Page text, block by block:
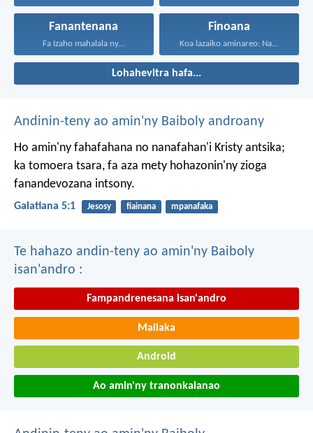
Fanantenana
Fa Izaho mahalala ny...
Finoana
Koa lazaiko aminareo: Na...
Lohahevitra hafa...
Andinin-teny ao amin'ny Baiboly androany
Ho amin'ny fahafahana no nanafahan'i Kristy antsika;
ka tomoera tsara, fa aza mety hohazonin'ny zioga
fanandevozana intsony.
Galatiana 5:1 Jesosy fiainana mpanafaka
Te hahazo andin-teny ao amin'ny Baiboly
isan'andro :
Fampandrenesana isan'andro
Mailaka
Android
Ao amin'ny tranonkalanao